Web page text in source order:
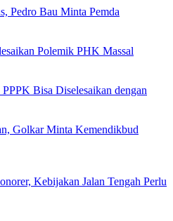
Pedro Bau Minta Pemda
Polemik PHK Massal
Bisa Diselesaikan dengan
Golkar Minta Kemendikbud
Kebijakan Jalan Tengah Perlu